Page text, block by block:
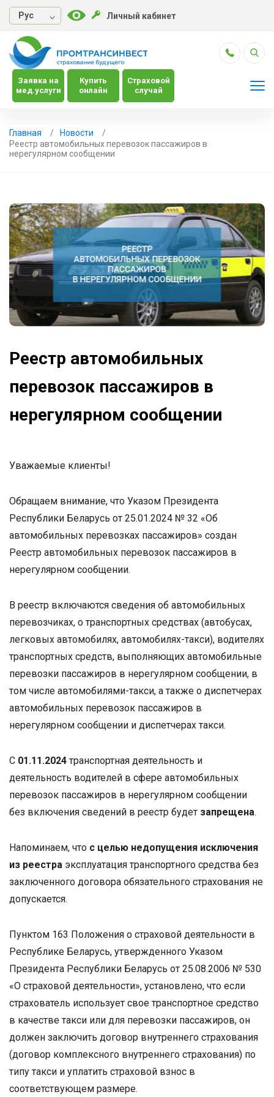
Руc Личный кабинет
Заявка на
мед.услуги
Купить
онлайн
Страховой
случай
Главная
Новости
Реестр автомобильных перевозок пассажиров в
нерегулярном сообщении
Реестр автомобильных
перевозок пассажиров в
нерегулярном сообщении
Уважаемые клиенты!
Обращаем внимание, что Указом Президента
Республики Беларусь от 25.01.2024 № 32 «Об
автомобильных перевозках пассажиров» создан
Реестр автомобильных перевозок пассажиров в
нерегулярном сообщении.
В реестр включаются сведения об автомобильных
перевозчиках, о транспортных средствах (автобусах,
легковых автомобилях, автомобилях-такси), водителях
транспортных средств, выполняющих автомобильные
перевозки пассажиров в нерегулярном сообщении, в
том числе автомобилями-такси, а также о диспетчерах
автомобильных перевозок пассажиров в
нерегулярном сообщении и диспетчерах такси.
С 01.11.2024 транспортная деятельность и
деятельность водителей в сфере автомобильных
перевозок пассажиров в нерегулярном сообщении
без включения сведений в реестр будет запрещена.
Напоминаем, что с целью недопущения исключения
из реестра эксплуатация транспортного средства без
заключенного договора обязательного страхования не
допускается.
Пунктом 163 Положения о страховой деятельности в
Республике Беларусь, утвержденного Указом
Президента Республики Беларусь от 25.08.2006 № 530
«О страховой деятельности», установлено, что если
страхователь использует свое транспортное средство
в качестве такси или для перевозки пассажиров, он
должен заключить договор внутреннего страхования
(договор комплексного внутреннего страхования) по
типу такси и уплатить страховой взнос в
соответствующем размере.